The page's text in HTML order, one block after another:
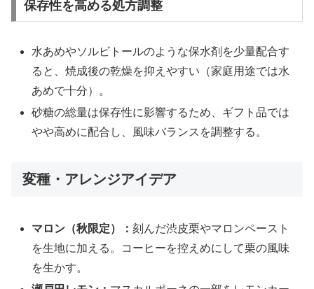
保存性を高める処方調整
水あめやソルビトールのような保水剤を少量配合す
ると、焼成後の乾燥を抑えやすい（家庭用途では水
あめで十分）。
砂糖の総量は保存性に影響するため、ギフト品では
やや高めに配合し、風味バランスを調整する。
変種・アレンジアイデア
マロン（秋限定）：刻んだ渋皮栗やマロンペースト
を生地に加える。コーヒーを控えめにして栗の風味
を生かす。